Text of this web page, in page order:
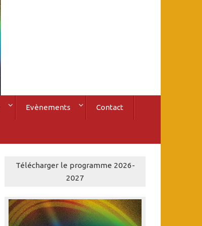
Evènements Contact
Télécharger le programme 2026-
2027